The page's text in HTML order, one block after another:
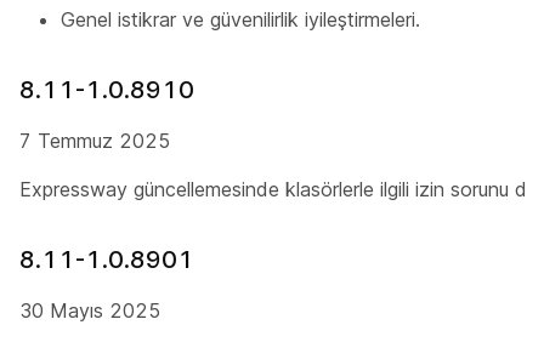
Genel istikrar ve güvenilirlik iyileştirmeleri.
8.11-1.0.8910
7 Temmuz 2025
Expressway güncellemesinde klasörlerle ilgili izin sorunu
8.11-1.0.8901
30 Mayıs 2025